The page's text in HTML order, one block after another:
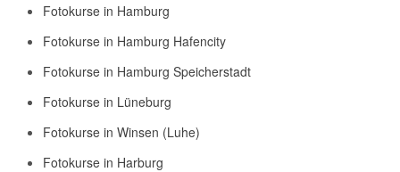
Fotokurse in Hamburg
Fotokurse in Hamburg Hafencity
Fotokurse in Hamburg Speicherstadt
Fotokurse in Lüneburg
Fotokurse in Winsen (Luhe)
Fotokurse in Harburg